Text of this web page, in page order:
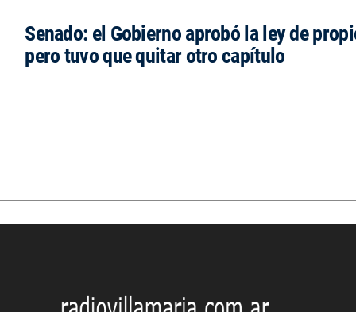
Senado: el Gobierno aprobó la ley de
pero tuvo que quitar otro capítulo